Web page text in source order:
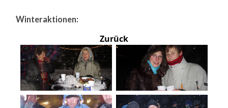
Winteraktionen:
Zurück